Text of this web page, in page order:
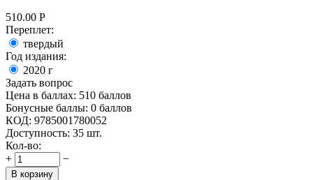
510.00 Р
Переплет:
твердый
Год издания:
2020 г
Задать вопрос
Цена в баллах: 510 баллов
Бонусные баллы: 0 баллов
КОД: 9785001780052
Доступность: 35 шт.
Кол-во:
+
−
В корзину